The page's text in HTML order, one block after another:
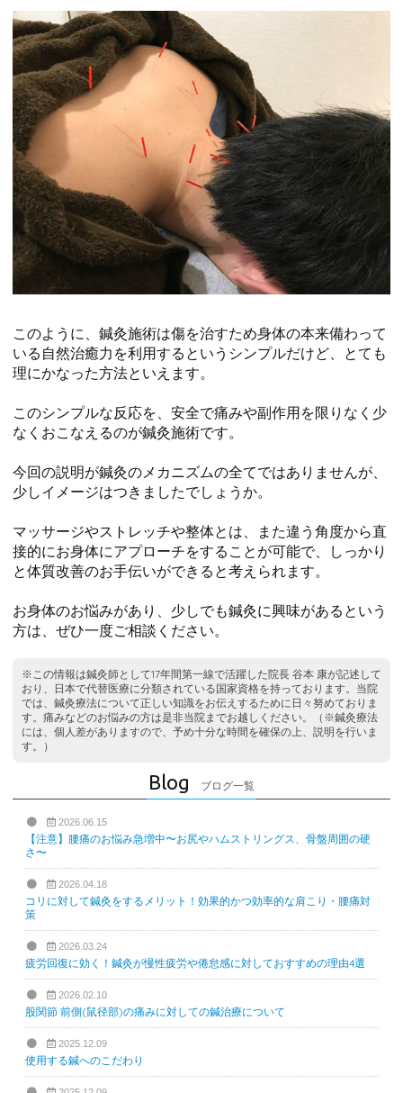
このように、鍼灸施術は傷を治すため身体の本来備わって
いる自然治癒力を利用するというシンプルだけど、とても
理にかなった方法といえます。
このシンプルな反応を、安全で痛みや副作用を限りなく少
なくおこなえるのが鍼灸施術です。
今回の説明が鍼灸のメカニズムの全てではありませんが、
少しイメージはつきましたでしょうか。
マッサージやストレッチや整体とは、また違う角度から直
接的にお身体にアプローチをすることが可能で、しっかり
と体質改善のお手伝いができると考えられます。
お身体のお悩みがあり、少しでも鍼灸に興味があるという
方は、ぜひ一度ご相談ください。
※この情報は鍼灸師として17年間第一線で活躍した院長 谷本 康が記述して
おり、日本で代替医療に分類されている国家資格を持っております。当院
では、鍼灸療法について正しい知識をお伝えするために日々努めておりま
す。痛みなどのお悩みの方は是非当院までお越しください。（※鍼灸療法
には、個人差がありますので、予め十分な時間を確保の上、説明を行いま
す。）
Blog ブログ一覧
2026.06.15
【注意】腰痛のお悩み急増中〜お尻やハムストリングス、骨盤周囲の硬
さ〜
2026.04.18
コリに対して鍼灸をするメリット！効果的かつ効率的な肩こり・腰痛対
策
2026.03.24
疲労回復に効く！鍼灸が慢性疲労や倦怠感に対しておすすめの理由4選
2026.02.10
股関節 前側(鼠径部)の痛みに対しての鍼治療について
2025.12.09
使用する鍼へのこだわり